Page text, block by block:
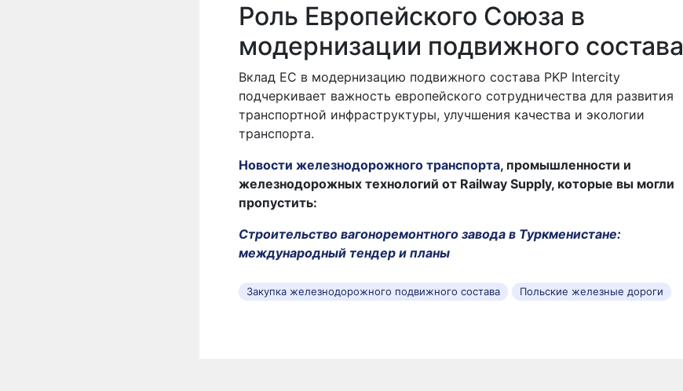
Роль Европейского Союза в
модернизации подвижного состава
Вклад ЕС в модернизацию подвижного состава PKP Intercity
подчеркивает важность европейского сотрудничества для развития
транспортной инфраструктуры, улучшения качества и экологии
транспорта.
Новости железнодорожного транспорта, промышленности и
железнодорожных технологий от Railway Supply, которые вы могли
пропустить:
Строительство вагоноремонтного завода в Туркменистане:
международный тендер и планы
Закупка железнодорожного подвижного состава Польские железные дороги